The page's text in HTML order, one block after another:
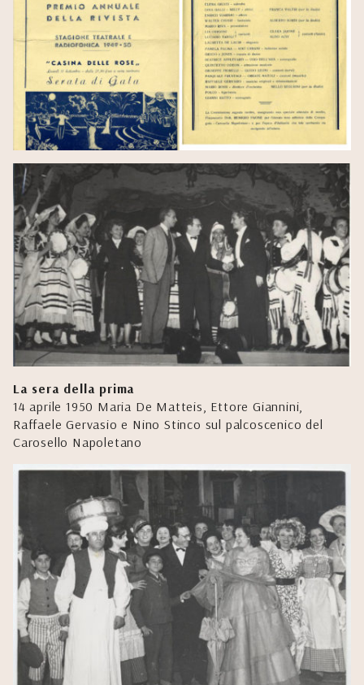
La sera della prima
14 aprile 1950 Maria De Matteis, Ettore Giannini,
Raffaele Gervasio e Nino Stinco sul palcoscenico del
Carosello Napoletano